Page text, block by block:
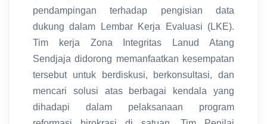
pendampingan terhadap pengisian data
dukung dalam Lembar Kerja Evaluasi (LKE).
Tim kerja Zona Integritas Lanud Atang
Sendjaja didorong memanfaatkan kesempatan
tersebut untuk berdiskusi, berkonsultasi, dan
mencari solusi atas berbagai kendala yang
dihadapi dalam pelaksanaan program